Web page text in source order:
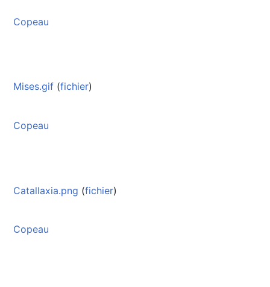
Copeau
Mises.gif (fichier)
Copeau
Catallaxia.png (fichier)
Copeau